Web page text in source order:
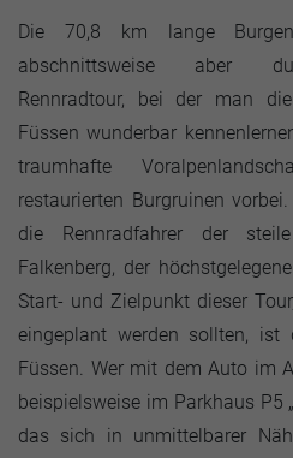
Die 70,8 km lange
abschnittsweise aber
Rennradtour, bei der man
Füssen wunderbar
traumhafte
restaurierten Burgruinen
die Rennradfahrer der
Falkenberg, der
Start- und Zielpunkt dieser
eingeplant werden sollten,
Füssen. Wer mit dem Auto im
beispielsweise im Parkhaus P5
das sich in unmittelbarer